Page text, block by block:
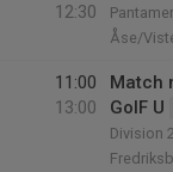
12:30
Åse/
11:00
13:00
Match
GoIF U
Division